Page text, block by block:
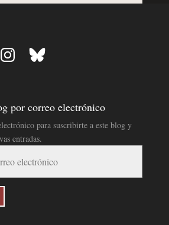
InstagramBluesky
por correo electrónico
para suscribirte a este blog y
entradas.